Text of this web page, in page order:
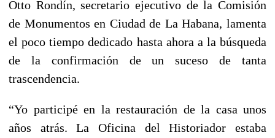
Otto Rondín, secretario ejecutivo de la Comisión
de Monumentos en Ciudad de La Habana, lamenta
el poco tiempo dedicado hasta ahora a la búsqueda
de la confirmación de un suceso de tanta
trascendencia.
“Yo participé en la restauración de la casa unos
años atrás. La Oficina del Historiador estaba